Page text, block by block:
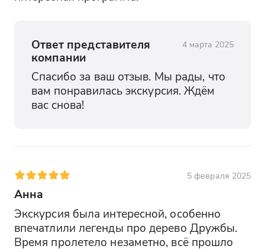
Ответ представителя
компании
4 марта 2025
Спасибо за ваш отзыв. Мы рады, что
вам понравилась экскурсия. Ждём
вас снова!
5 февраля 2025
Анна
Экскурсия была интересной, особенно
впечатлили легенды про дерево Дружбы.
Время пролетело незаметно, всё прошло